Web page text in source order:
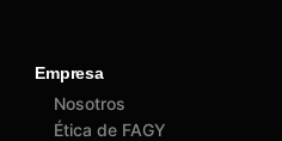
Empresa
Nosotros
Ética de FAGY